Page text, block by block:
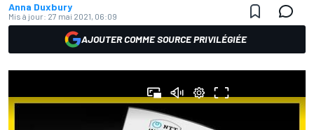
Anna Duxbury
Mis à jour: 27 mai 2021, 06:09
AJOUTER COMME SOURCE PRIVILÉGIÉE